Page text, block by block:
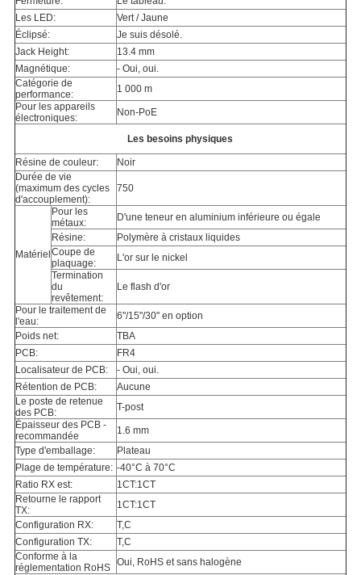
Les LED:
Vert / Jaune
Éclipsé:
Je suis désolé.
Jack Height:
13.4 mm
Magnétique:
- Oui, oui.
Catégorie de
performance:
1 000 m
Pour les appareils
électroniques:
Non-PoE
Les besoins physiques
Résine de couleur:
Noir
Durée de vie
(maximum des cycles
d'accouplement):
750
Matériel
Pour les
métaux:
D'une teneur en aluminium inférieure ou égale
Résine:
Polymère à cristaux liquides
Coupe de
plaquage:
L'or sur le nickel
Termination
du
revêtement:
Le flash d'or
Pour le traitement de
l'eau:
6"/15"/30" en option
Poids net:
TBA
PCB:
FR4
Localisateur de PCB:
- Oui, oui.
Rétention de PCB:
Aucune
Le poste de retenue
des PCB:
T-post
Épaisseur des PCB -
recommandée
1.6 mm
Type d'emballage:
Plateau
Plage de température: -40°C à 70°C
Ratio RX est:
1CT:1CT
Retourne le rapport
TX:
1CT:1CT
Configuration RX:
T,C
Configuration TX:
T,C
Conforme à la
réglementation RoHS Oui, RoHS et sans halogène